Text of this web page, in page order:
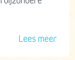
Lees meer